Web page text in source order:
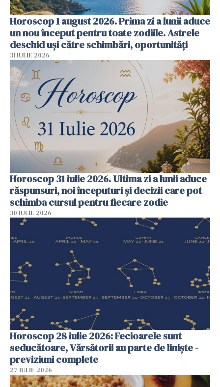
Horoscop 1 august 2026. Prima zi a lunii aduce
un nou început pentru toate zodiile. Astrele
deschid uși către schimbări, oportunități
31 IULIE 2026
Horoscop 31 iulie 2026. Ultima zi a lunii aduce
răspunsuri, noi începuturi și decizii care pot
schimba cursul pentru fiecare zodie
30 IULIE 2026
Horoscop 28 iulie 2026: Fecioarele sunt
seducătoare, Vărsătorii au parte de liniște -
previziuni complete
27 IULIE 2026